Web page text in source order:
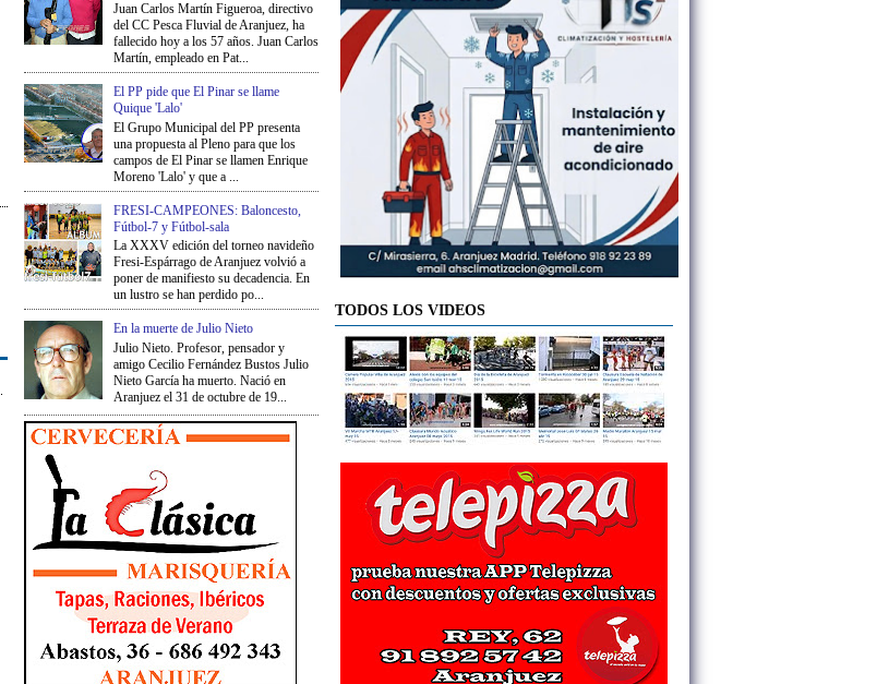
Juan Carlos Martín Figueroa, directivo
del CC Pesca Fluvial de Aranjuez, ha
fallecido hoy a los 57 años. Juan Carlos
Martín, empleado en Pat...
El PP pide que El Pinar se llame
Quique 'Lalo'
El Grupo Municipal del PP presenta
una propuesta al Pleno para que los
campos de El Pinar se llamen Enrique
Moreno 'Lalo' y que a ...
FRESI-CAMPEONES: Baloncesto,
Fútbol-7 y Fútbol-sala
La XXXV edición del torneo navideño
Fresi-Espárrago de Aranjuez volvió a
poner de manifiesto su decadencia. En
un lustro se han perdido po...
En la muerte de Julio Nieto
Julio Nieto. Profesor, pensador y
amigo Cecilio Fernández Bustos Julio
Nieto García ha muerto. Nació en
Aranjuez el 31 de octubre de 19...
TODOS LOS VIDEOS